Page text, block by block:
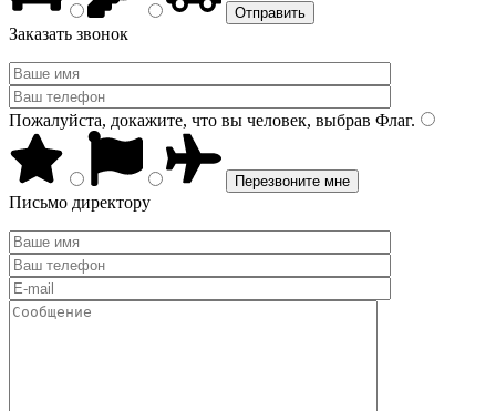
Заказать звонок
Пожалуйста, докажите, что вы человек, выбрав Флаг.
Письмо директору